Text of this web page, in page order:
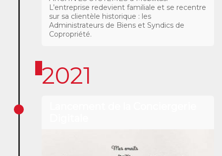
L’entreprise redevient familiale et se recentre
sur sa clientèle historique : les
Administrateurs de Biens et Syndics de
Copropriété.
2021